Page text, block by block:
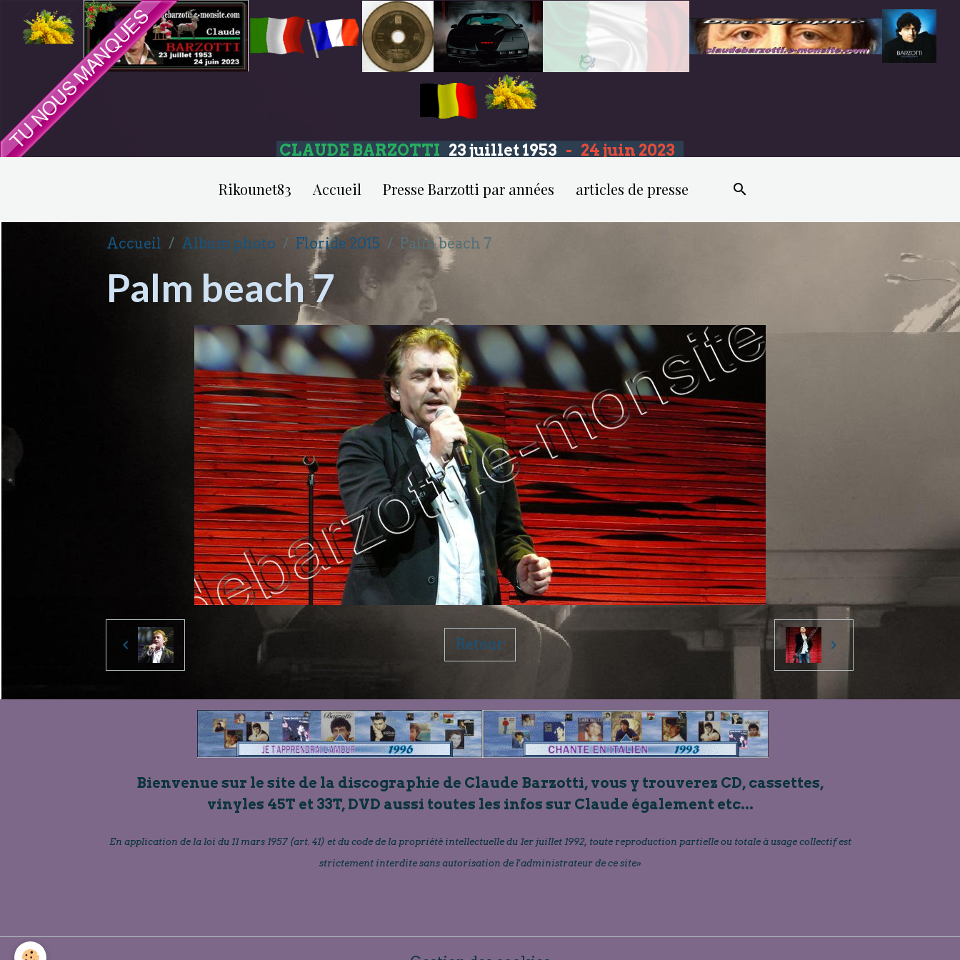
CLAUDE BARZOTTI 23 juillet 1953 - 24 juin 2023
Rikounet83 Accueil Presse Barzotti par années articles de presse
Accueil Album photo Floride 2015 Palm beach 7
Palm beach 7
Retour
Bienvenue sur le site de la discographie de Claude Barzotti, vous y trouverez CD, cassettes,
vinyles 45T et 33T, DVD aussi toutes les infos sur Claude également etc...
En application de la loi du 11 mars 1957 (art. 41) et du code de la propriété intellectuelle du 1er juillet 1992, toute reproduction partielle ou totale à usage collectif est
strictement interdite sans autorisation de l'administrateur de ce site»